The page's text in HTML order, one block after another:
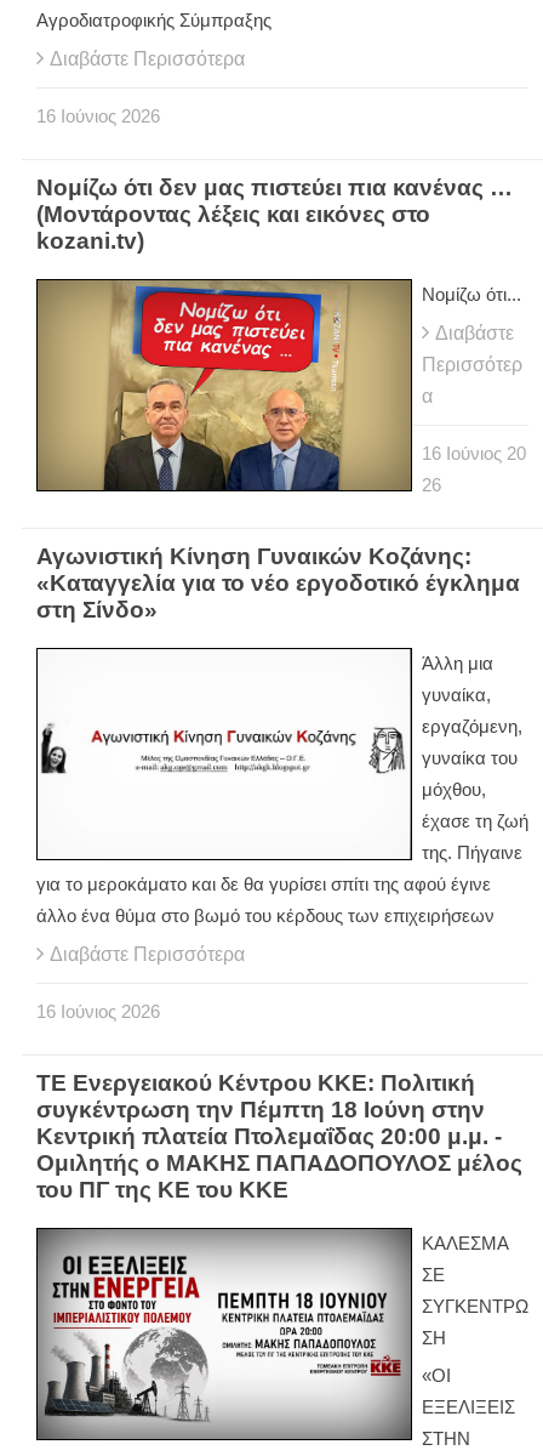
Αγροδιατροφικής Σύμπραξης
Διαβάστε Περισσότερα
16 Ιούνιος 2026
Νομίζω ότι δεν μας πιστεύει πια κανένας …
(Μοντάροντας λέξεις και εικόνες στο
kozani.tv)
Νομίζω ότι...
Διαβάστε
Περισσότερ
α
16 Ιούνιος 20
26
Αγωνιστική Κίνηση Γυναικών Κοζάνης:
«Καταγγελία για το νέο εργοδοτικό έγκλημα
στη Σίνδο»
Άλλη μια
γυναίκα,
εργαζόμενη,
γυναίκα του
μόχθου,
έχασε τη ζωή
της. Πήγαινε
για το μεροκάματο και δε θα γυρίσει σπίτι της αφού έγινε
άλλο ένα θύμα στο βωμό του κέρδους των επιχειρήσεων
Διαβάστε Περισσότερα
16 Ιούνιος 2026
ΤΕ Ενεργειακού Κέντρου ΚΚΕ: Πολιτική
συγκέντρωση την Πέμπτη 18 Ιούνη στην
Κεντρική πλατεία Πτολεμαΐδας 20:00 μ.μ. -
Ομιλητής ο ΜΑΚΗΣ ΠΑΠΑΔΟΠΟΥΛΟΣ μέλος
του ΠΓ της ΚΕ του ΚΚΕ
ΚΑΛΕΣΜΑ
ΣΕ
ΣΥΓΚΕΝΤΡΩ
ΣΗ
«ΟΙ
ΕΞΕΛΙΞΕΙΣ
ΣΤΗΝ